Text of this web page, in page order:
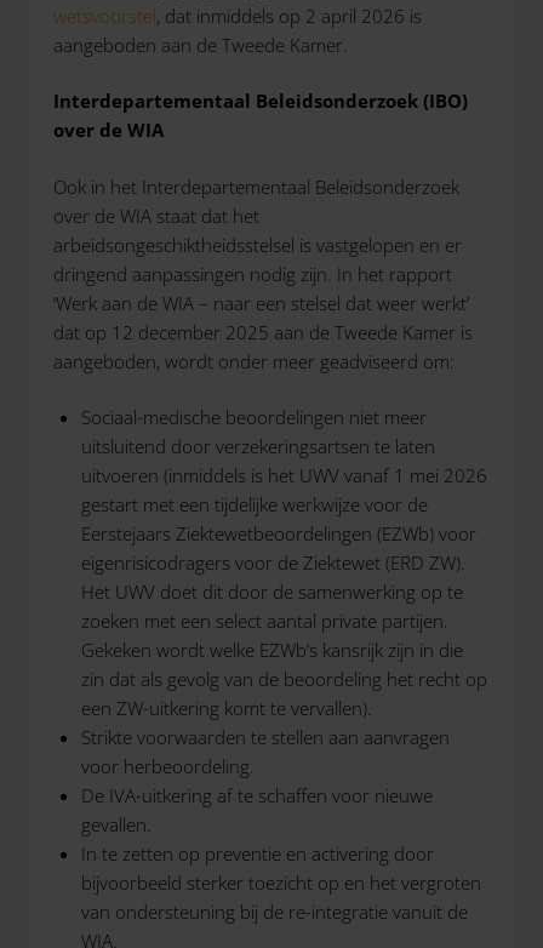
wetsvoorstel, dat inmiddels op 2 april 2026 is
aangeboden aan de Tweede Kamer.
Interdepartementaal Beleidsonderzoek (IBO)
over de WIA
Ook in het Interdepartementaal Beleidsonderzoek
over de WIA staat dat het
arbeidsongeschiktheidsstelsel is vastgelopen en er
dringend aanpassingen nodig zijn. In het rapport
‘Werk aan de WIA – naar een stelsel dat weer werkt’
dat op 12 december 2025 aan de Tweede Kamer is
aangeboden, wordt onder meer geadviseerd om:
Sociaal-medische beoordelingen niet meer
uitsluitend door verzekeringsartsen te laten
uitvoeren (inmiddels is het UWV vanaf 1 mei 2026
gestart met een tijdelijke werkwijze voor de
Eerstejaars Ziektewetbeoordelingen (EZWb) voor
eigenrisicodragers voor de Ziektewet (ERD ZW).
Het UWV doet dit door de samenwerking op te
zoeken met een select aantal private partijen.
Gekeken wordt welke EZWb’s kansrijk zijn in die
zin dat als gevolg van de beoordeling het recht op
een ZW-uitkering komt te vervallen).
Strikte voorwaarden te stellen aan aanvragen
voor herbeoordeling.
De IVA-uitkering af te schaffen voor nieuwe
gevallen.
In te zetten op preventie en activering door
bijvoorbeeld sterker toezicht op en het vergroten
van ondersteuning bij de re-integratie vanuit de
WIA.